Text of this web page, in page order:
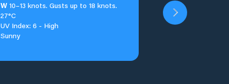
W 10–13 knots. Gusts up to 18 knots.
27°C
UV Index: 6 - High
Sunny